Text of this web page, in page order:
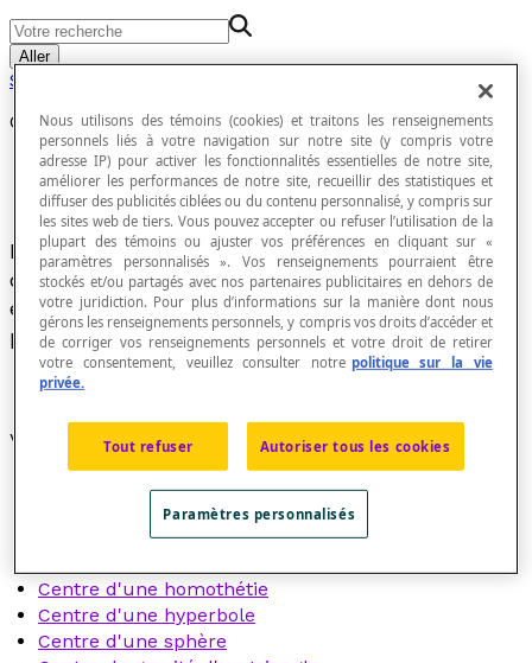
Aller
Statistiques
Centre
Point d'un objet caractérisé par la propriété
d'être à une égaledistancede l'ensemble des
éléments de cet objet ou de certains éléments
particuliers de cet objet.
Voir aussi :
Centre d'un arc de cercle
Centre d'un cercle
Centre d'un polygone régulier
Centre d'une homothétie
Centre d'une hyperbole
Centre d'une sphère
Nous utilisons des témoins (cookies) et traitons les renseignements
personnels liés à votre navigation sur notre site (y compris votre
adresse IP) pour activer les fonctionnalités essentielles de notre site,
améliorer les performances de notre site, recueillir des statistiques et
diffuser des publicités ciblées ou du contenu personnalisé, y compris sur
les sites web de tiers. Vous pouvez accepter ou refuser l’utilisation de la
plupart des témoins ou ajuster vos préférences en cliquant sur «
paramètres personnalisés ». Vos renseignements pourraient être
stockés et/ou partagés avec nos partenaires publicitaires en dehors de
votre juridiction. Pour plus d’informations sur la manière dont nous
gérons les renseignements personnels, y compris vos droits d’accéder et
de corriger vos renseignements personnels et votre droit de retirer
votre consentement, veuillez consulter notre politique sur la vie
privée.
Tout refuser Autoriser tous les cookies
Paramètres personnalisés